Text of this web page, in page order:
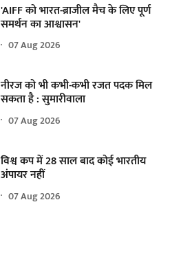
'AIFF को भारत-ब्राजील मैच के लिए पूर्ण
समर्थन का आश्वासन'
07 Aug 2026
नीरज को भी कभी-कभी रजत पदक मिल
सकता है : सुमारीवाला
07 Aug 2026
विश्व कप में 28 साल बाद कोई भारतीय
अंपायर नहीं
07 Aug 2026